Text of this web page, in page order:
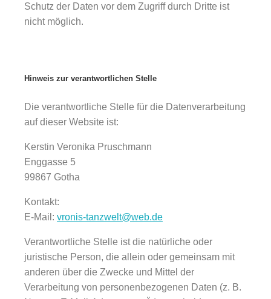
Schutz der Daten vor dem Zugriff durch Dritte ist
nicht möglich.
Hinweis zur verantwortlichen Stelle
Die verantwortliche Stelle für die Datenverarbeitung
auf dieser Website ist:
Kerstin Veronika Pruschmann
Enggasse 5
99867 Gotha
Kontakt:
E-Mail: vronis-tanzwelt@web.de
Verantwortliche Stelle ist die natürliche oder
juristische Person, die allein oder gemeinsam mit
anderen über die Zwecke und Mittel der
Verarbeitung von personenbezogenen Daten (z. B.